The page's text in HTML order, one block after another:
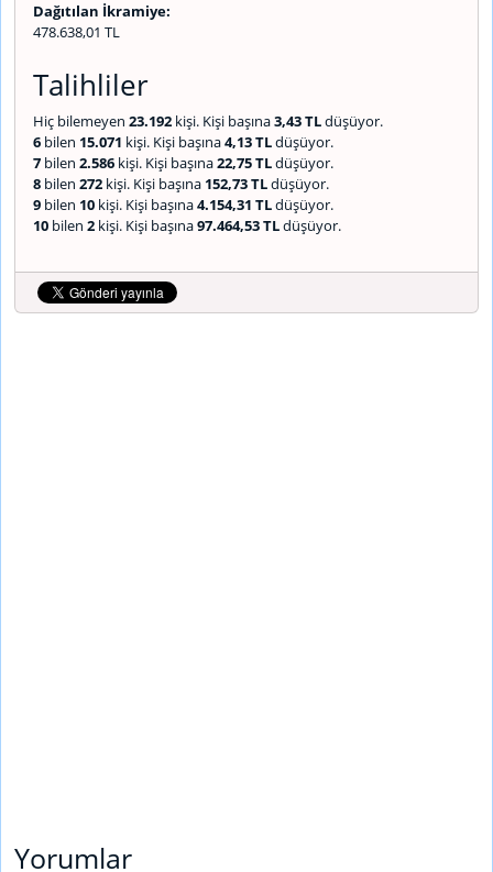
Dağıtılan İkramiye:
478.638,01 TL
Talihliler
Hiç bilemeyen 23.192 kişi. Kişi başına3,43 TLdüşüyor.
6 bilen 15.071 kişi. Kişi başına4,13 TLdüşüyor.
7 bilen 2.586 kişi. Kişi başına22,75 TLdüşüyor.
8 bilen 272 kişi. Kişi başına 152,73 TLdüşüyor.
9 bilen 10 kişi. Kişi başına4.154,31 TLdüşüyor.
10 bilen 2 kişi. Kişi başına97.464,53 TLdüşüyor.
Yorumlar